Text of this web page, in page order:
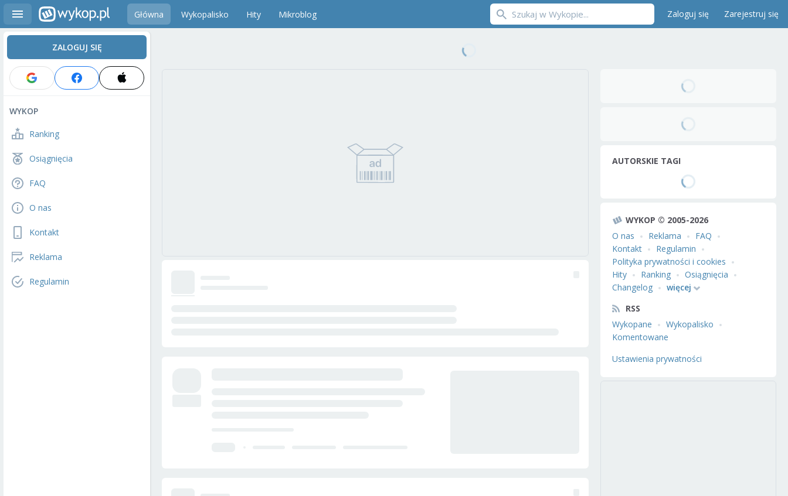
Główna Wykopalisko Hity Mikroblog Zaloguj się Zarejestruj się
ZALOGUJ SIĘ
WYKOP
Ranking
Osiągnięcia
FAQ
O nas
Kontakt
Reklama
Regulamin
AUTORSKIE TAGI
WYKOP © 2005-2026
O nas
Reklama
FAQ
Kontakt
Regulamin
Polityka prywatności i cookies
Hity
Ranking
Osiągnięcia
Changelog
więcej
RSS
Wykopane
Wykopalisko
Komentowane
Ustawienia prywatności